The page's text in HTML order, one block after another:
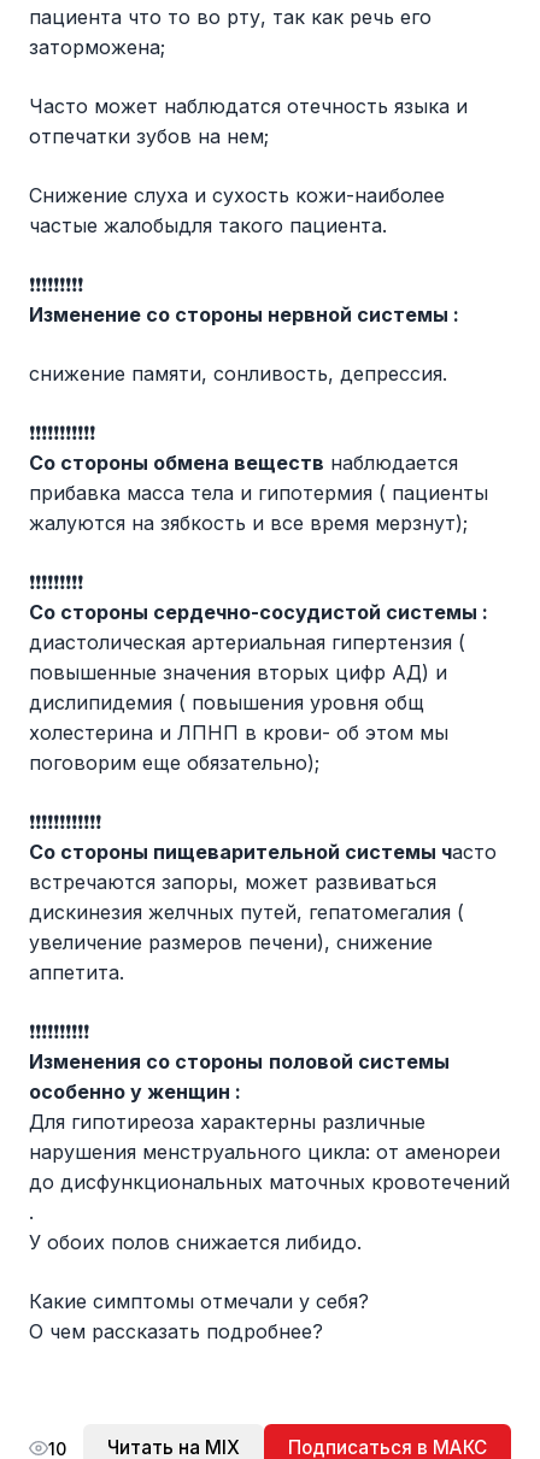
пациента что то во рту, так как речь его
заторможена;
Часто может наблюдатся отечность языка и
отпечатки зубов на нем;
Снижение слуха и сухость кожи-наиболее
частые жалобыдля такого пациента.
❗️❗️❗️❗️❗️❗️❗️❗️❗️
Изменение со стороны нервной системы :
снижение памяти, сонливость, депрессия.
❗️❗️❗️❗️❗️❗️❗️❗️❗️❗️❗️
Со стороны обмена веществ наблюдается
прибавка масса тела и гипотермия ( пациенты
жалуются на зябкость и все время мерзнут);
❗️❗️❗️❗️❗️❗️❗️❗️❗️
Со стороны сердечно-сосудистой системы :
диастолическая артериальная гипертензия (
повышенные значения вторых цифр АД) и
дислипидемия ( повышения уровня общ
холестерина и ЛПНП в крови- об этом мы
поговорим еще обязательно);
❗️❗️❗️❗️❗️❗️❗️❗️❗️❗️❗️❗️
Со стороны пищеварительной системы часто
встречаются запоры, может развиваться
дискинезия желчных путей, гепатомегалия (
увеличение размеров печени), снижение
аппетита.
❗️❗️❗️❗️❗️❗️❗️❗️❗️❗️
Изменения со стороны половой системы
особенно у женщин :
Для гипотиреоза характерны различные
нарушения менструального цикла: от аменореи
до дисфункциональных маточных кровотечений
.
У обоих полов снижается либидо.
Какие симптомы отмечали у себя?
О чем рассказать подробнее?
10 Читать на MIX Подписаться в МАКС